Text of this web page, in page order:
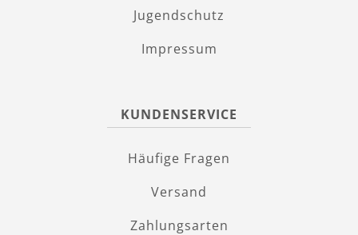
Jugendschutz
Impressum
KUNDENSERVICE
Häufige Fragen
Versand
Zahlungsarten